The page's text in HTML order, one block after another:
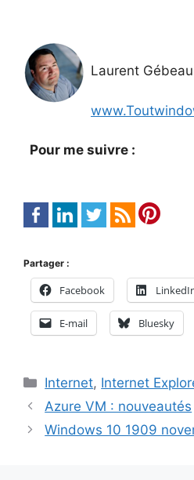
Laurent Gébeau
Pour me suivre :
Partager :
Facebook
E-mail Bluesky
Catégories
Internet, Internet
Azure VM : nouveautés
Windows 10 1909